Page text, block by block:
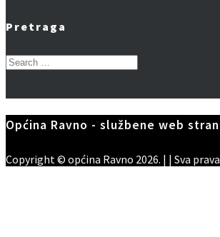
Pretraga
Search
Općina Ravno - službene web
Copyright © općina Ravno 2026. | | Sva